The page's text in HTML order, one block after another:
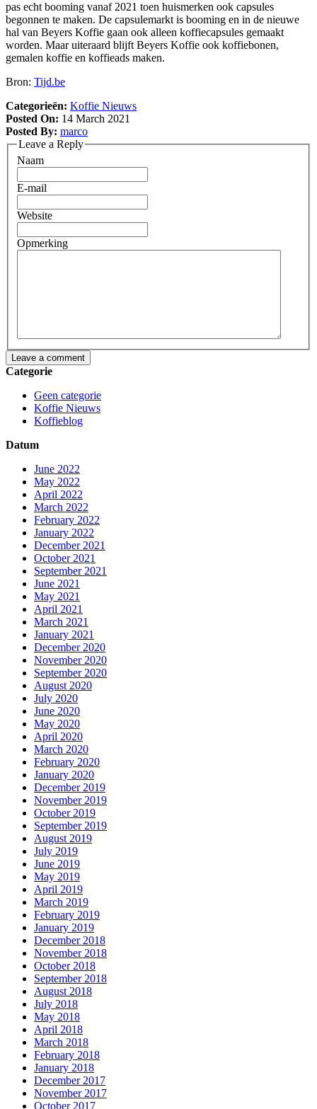
pas echt booming vanaf 2021 toen huismerken ook capsules
begonnen te maken. De capsulemarkt is booming en in de nieuwe
hal van Beyers Koffie gaan ook alleen koffiecapsules gemaakt
worden. Maar uiteraard blijft Beyers Koffie ook koffiebonen,
gemalen koffie en koffieads maken.
Bron: Tijd.be
Categorieën: Koffie Nieuws
Posted On: 14 March 2021
Posted By: marco
Leave a Reply
Naam
E-mail
Website
Opmerking
Leave a comment
Categorie
Geen categorie
Koffie Nieuws
Koffieblog
Datum
June 2022
May 2022
April 2022
March 2022
February 2022
January 2022
December 2021
October 2021
September 2021
June 2021
May 2021
April 2021
March 2021
January 2021
December 2020
November 2020
September 2020
August 2020
July 2020
June 2020
May 2020
April 2020
March 2020
February 2020
January 2020
December 2019
November 2019
October 2019
September 2019
August 2019
July 2019
June 2019
May 2019
April 2019
March 2019
February 2019
January 2019
December 2018
November 2018
October 2018
September 2018
August 2018
July 2018
May 2018
April 2018
March 2018
February 2018
January 2018
December 2017
November 2017
October 2017